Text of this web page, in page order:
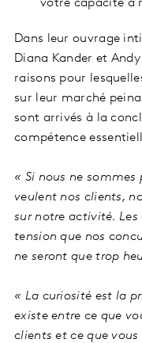
votre capacité à
Dans leur ouvrage
Diana Kander et
raisons pour
sur leur marché
sont arrivés à la
compétence
« Si nous ne sommes
veulent nos clients,
sur notre activité.
tension que nos
ne seront que trop
« La curiosité est la
existe entre ce que
clients et ce que vous